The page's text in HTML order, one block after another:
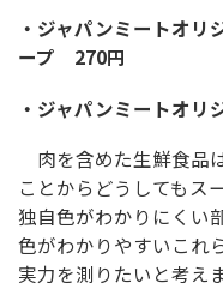
・ジャパンミートオ
ープ 270円
・ジャパンミートオ
肉を含めた生鮮食品
ことからどうしてもス
独自色がわかりにくい
色がわかりやすいこれ
実力を測りたいと考え